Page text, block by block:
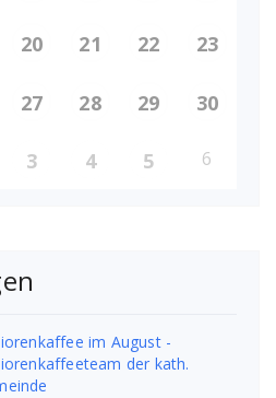
20 21 22 23
27 28 29 30
3 4 5 6
im August -
der kath.